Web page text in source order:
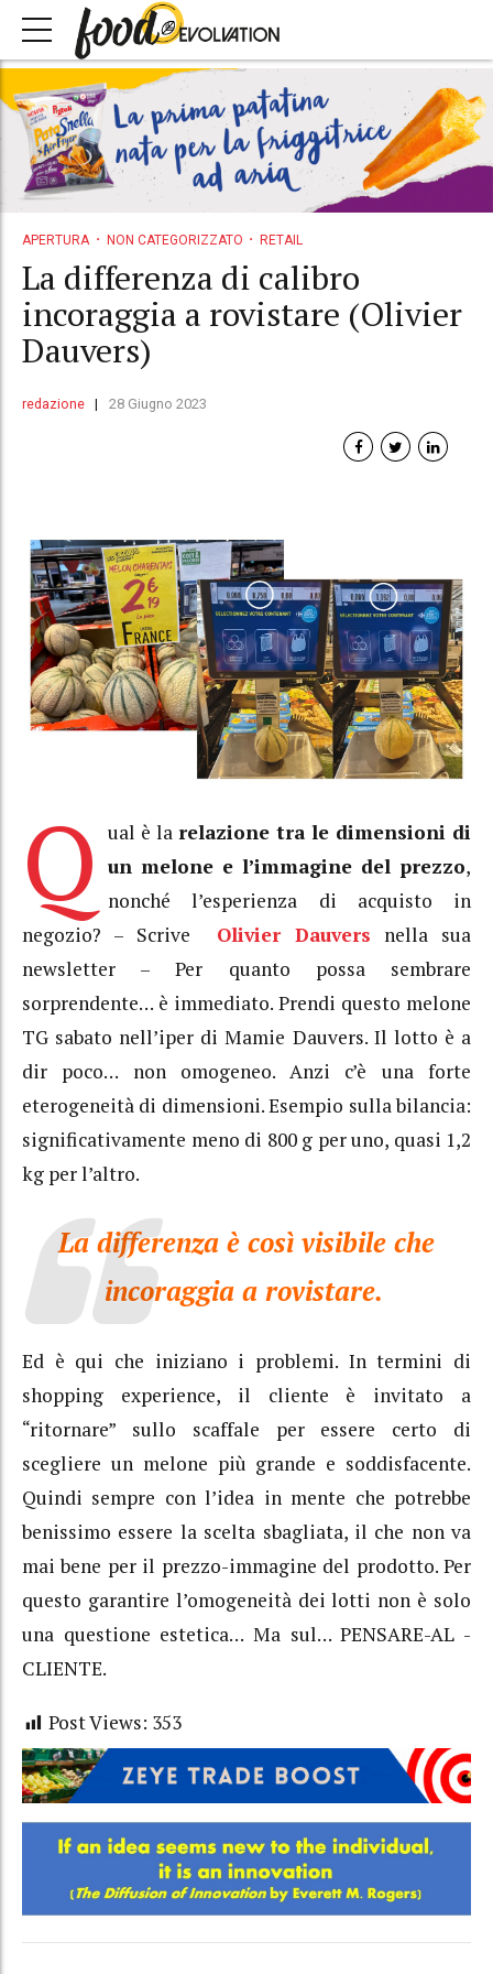
APERTURA NON CATEGORIZZATO RETAIL
La differenza di calibro
incoraggia a rovistare (Olivier
Dauvers)
redazione 28 Giugno 2023
Q ual è larelazione tra le dimensioni di
un melone e l’immagine del prezzo,
nonché l’esperienza di acquisto in
negozio? – Scrive Olivier Dauvers nella sua
newsletter – Per quanto possa sembrare
sorprendente… è immediato. Prendi questo melone
TG sabato nell’iper di Mamie Dauvers. Il lotto è a
dir poco… non omogeneo. Anzi c’è una forte
eterogeneità di dimensioni. Esempio sulla bilancia:
significativamente meno di 800 g per uno, quasi 1,2
kg per l’altro.
La differenza è così visibile che
incoraggia a rovistare.
Ed è qui che iniziano i problemi. In termini di
shopping experience, il cliente è invitato a
“ritornare” sullo scaffale per essere certo di
scegliere un melone più grande e soddisfacente.
Quindi sempre con l’idea in mente che potrebbe
benissimo essere la scelta sbagliata, il che non va
mai bene per il prezzo-immagine del prodotto. Per
questo garantire l’omogeneità dei lotti non è solo
una questione estetica… Ma sul… PENSARE-AL -
CLIENTE.
Post Views: 353